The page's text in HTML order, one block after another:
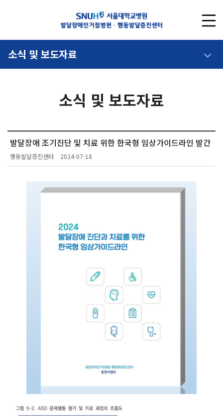
소식 및 보도자료
소식 및 보도자료
발달장애 조기진단 및 치료 위한 한국형 임상가이드라인 발간
행동발달증진센터 2024-07-18